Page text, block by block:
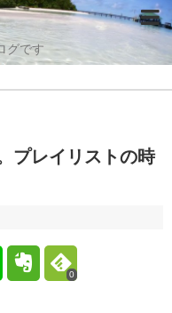
グです
プレイリストの時
0